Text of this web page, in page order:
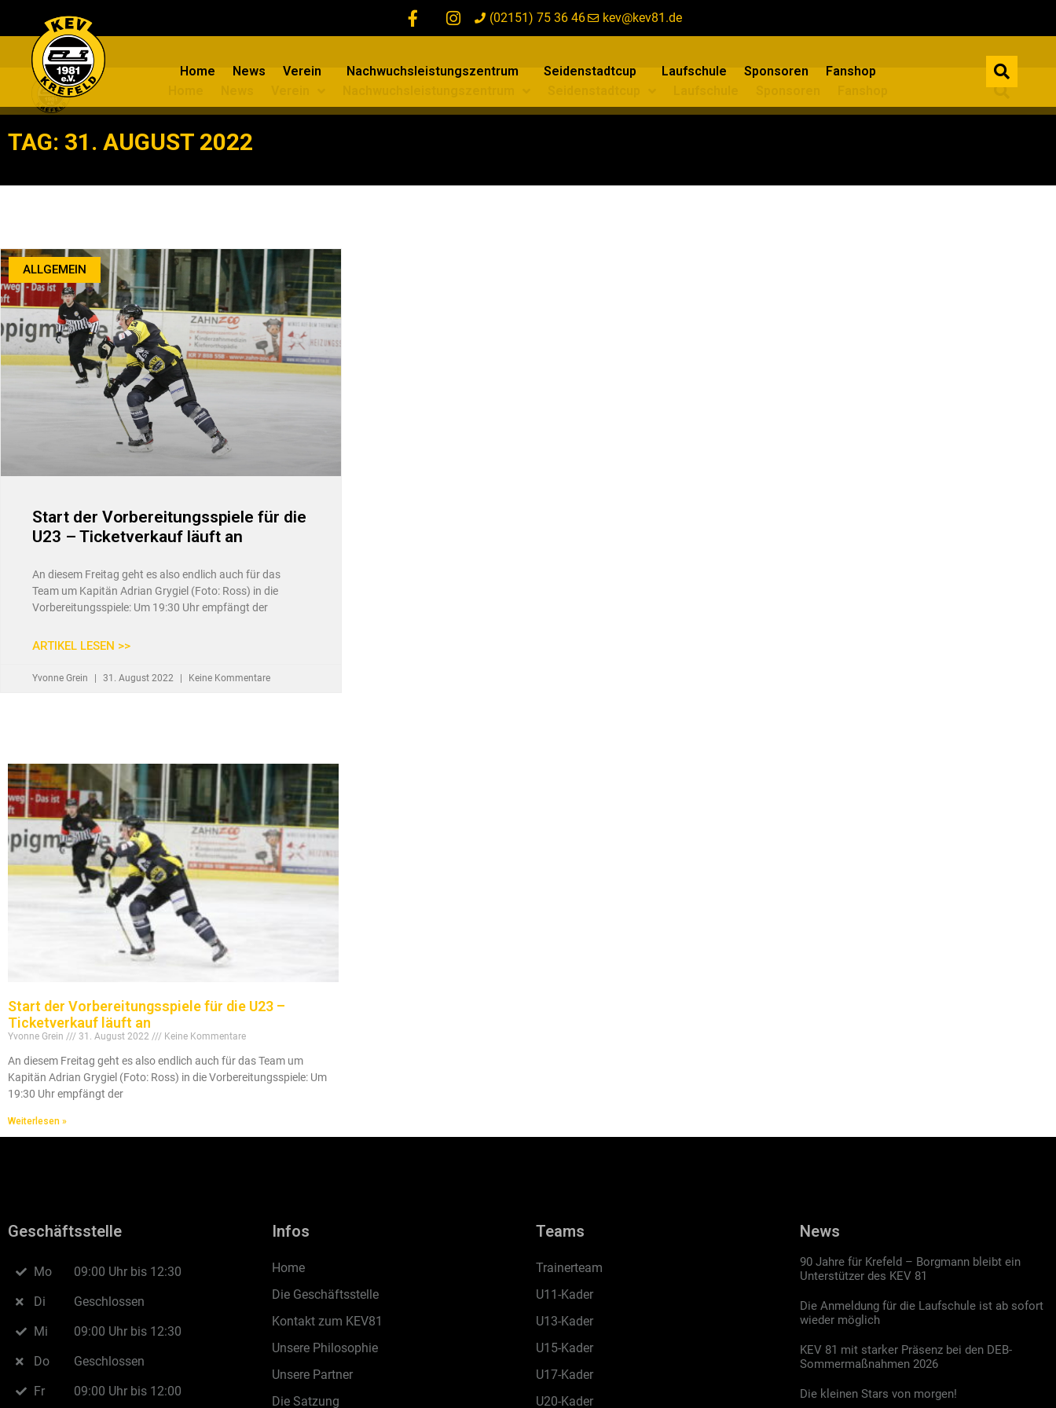
(02151) 75 36 46 kev@kev81.de
Home News Verein Nachwuchsleistungszentrum Seidenstadtcup Laufschule​ Sponsoren
Fanshop
TAG: 31. AUGUST 2022
ALLGEMEIN
Start der Vorbereitungsspiele für die
U23 – Ticketverkauf läuft an
An diesem Freitag geht es also endlich auch für das
Team um Kapitän Adrian Grygiel (Foto: Ross) in die
Vorbereitungsspiele: Um 19:30 Uhr empfängt der
ARTIKEL LESEN >>
Yvonne Grein 31. August 2022 Keine Kommentare
Start der Vorbereitungsspiele für die U23 –
Ticketverkauf läuft an
Yvonne Grein 31. August 2022 Keine Kommentare
An diesem Freitag geht es also endlich auch für das Team um
Kapitän Adrian Grygiel (Foto: Ross) in die Vorbereitungsspiele: Um
19:30 Uhr empfängt der
Weiterlesen »
Geschäftsstelle
Mo
Di
Mi
Do
Fr
09:00 Uhr bis 12:30
Geschlossen
09:00 Uhr bis 12:30
Geschlossen
09:00 Uhr bis 12:00
Infos
Home
Die Geschäftsstelle
Kontakt zum KEV81
Unsere Philosophie
Unsere Partner
Die Satzung
Teams
Trainerteam
U11-Kader
U13-Kader
U15-Kader
U17-Kader
U20-Kader
News
90 Jahre für Krefeld – Borgmann bleibt ein
Unterstützer des KEV 81
Die Anmeldung für die Laufschule ist ab sofort
wieder möglich
KEV 81 mit starker Präsenz bei den DEB-
Sommermaßnahmen 2026
Die kleinen Stars von morgen!